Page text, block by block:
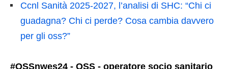
Ccnl Sanità 2025-2027, l’analisi di SHC: “Chi ci
guadagna? Chi ci perde? Cosa cambia davvero
per gli oss?”
#OSSnwes24 - OSS - operatore socio sanitario